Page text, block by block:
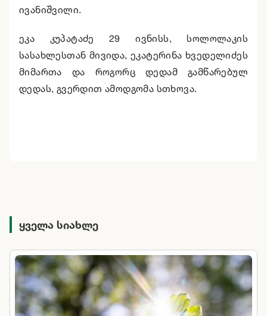
ივანიშვილი.
ეკა კუპატაძე 29 ივნისს, სოლოლაკის
სასახლესთან მივიდა, ეკატერინა ხვედელიძეს
მიმართა და როგორც დედამ გამწარებულ
დედას, გვერდით ამოდგომა სთხოვა.
ყველა სიახლე